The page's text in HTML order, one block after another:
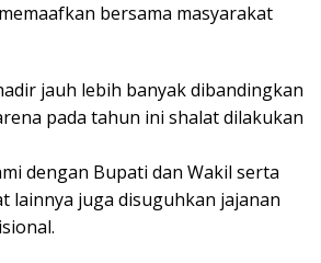
bersama masyarakat
jauh lebih banyak dibandingkan
pada tahun ini shalat dilakukan
dengan Bupati dan Wakil serta
lainnya juga disuguhkan jajanan